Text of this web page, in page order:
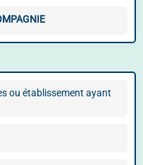
ou établissement ayant